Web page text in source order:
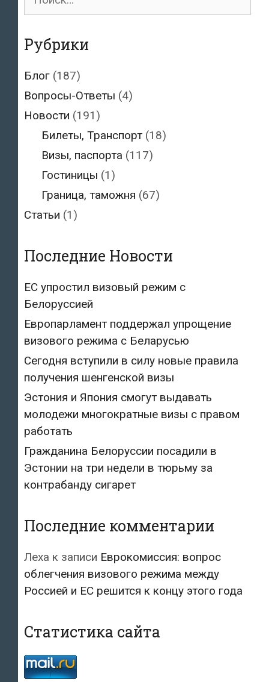
Рубрики
Блог (187)
Вопросы-Ответы (4)
Новости (191)
Билеты, Транспорт(18)
Визы, паспорта (117)
Гостиницы (1)
Граница, таможня (67)
Статьи (1)
Последние Новости
ЕС упростил визовый режим с
Белоруссией
Европарламент поддержал упрощение
визового режима с Беларусью
Сегодня вступили в силу новые правила
получения шенгенской визы
Эстония и Япония смогут выдавать
молодежи многократные визы с правом
работать
Гражданина Белоруссии посадили в
Эстонии на три недели в тюрьму за
контрабанду сигарет
Последние комментарии
Леха к записи Еврокомиссия: вопрос
облегчения визового режима между
Россией и ЕС решится к концу этого года
Статистика сайта